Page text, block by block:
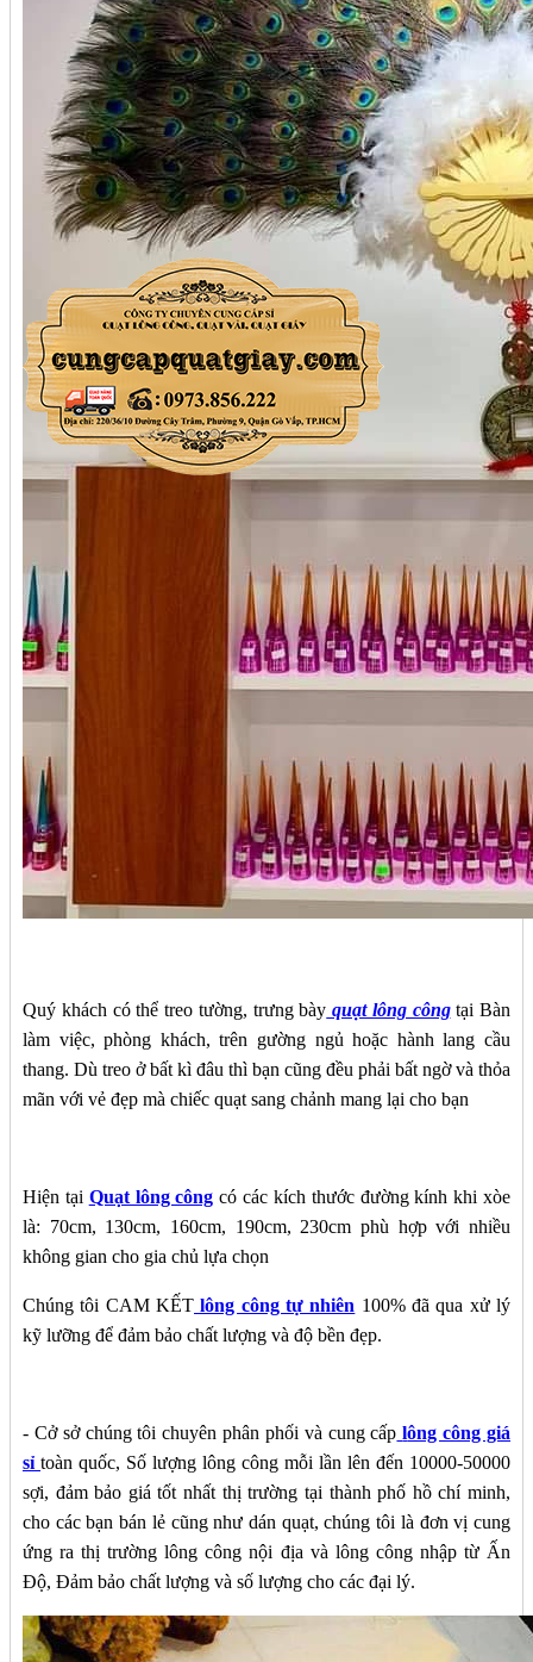
Quý khách có thể treo tường, trưng bày quạt lông côngtại Bàn
làm việc, phòng khách, trên gường ngủ hoặc hành lang cầu
thang. Dù treo ở bất kì đâu thì bạn cũng đều phải bất ngờ và thỏa
mãn với vẻ đẹp mà chiếc quạt sang chảnh mang lại cho bạn
Hiện tại Quạt lông công có các kích thước đường kính khi xòe
là: 70cm, 130cm, 160cm, 190cm, 230cm phù hợp với nhiều
không gian cho gia chủ lựa chọn
Chúng tôi CAM KẾT lông công tự nhiên 100% đã qua xử lý
kỹ lưỡng để đảm bảo chất lượng và độ bền đẹp.
- Cở sở chúng tôi chuyên phân phối và cung cấp lông công giá
sỉ toàn quốc, Số lượng lông công mỗi lần lên đến 10000-50000
sợi, đảm bảo giá tốt nhất thị trường tại thành phố hồ chí minh,
cho các bạn bán lẻ cũng như dán quạt, chúng tôi là đơn vị cung
ứng ra thị trường lông công nội địa và lông công nhập từ Ấn
Độ, Đảm bảo chất lượng và số lượng cho các đại lý.